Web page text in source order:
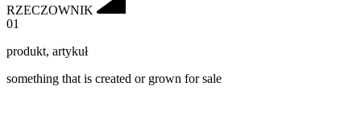
RZECZOWNIK
01
produkt, artykuł
something that is created or grown for sale